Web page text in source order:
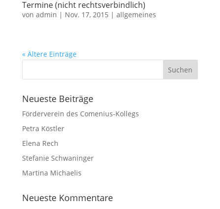
Termine (nicht rechtsverbindlich)
von admin | Nov. 17, 2015 | allgemeines
« Ältere Einträge
Neueste Beiträge
Förderverein des Comenius-Kollegs
Petra Köstler
Elena Rech
Stefanie Schwaninger
Martina Michaelis
Neueste Kommentare